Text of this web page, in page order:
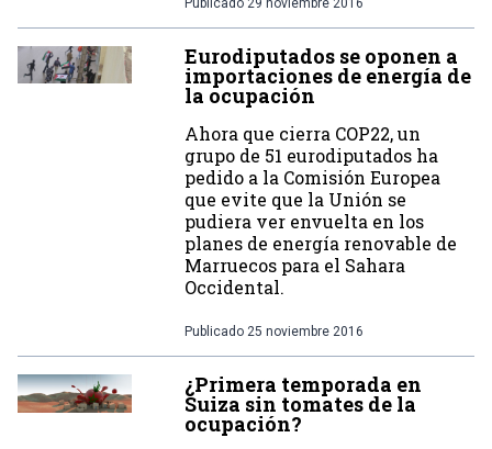
Publicado 29 noviembre 2016
Eurodiputados se oponen a
importaciones de energía de
la ocupación
Ahora que cierra COP22, un
grupo de 51 eurodiputados ha
pedido a la Comisión Europea
que evite que la Unión se
pudiera ver envuelta en los
planes de energía renovable de
Marruecos para el Sahara
Occidental.
Publicado 25 noviembre 2016
¿Primera temporada en
Suiza sin tomates de la
ocupación?